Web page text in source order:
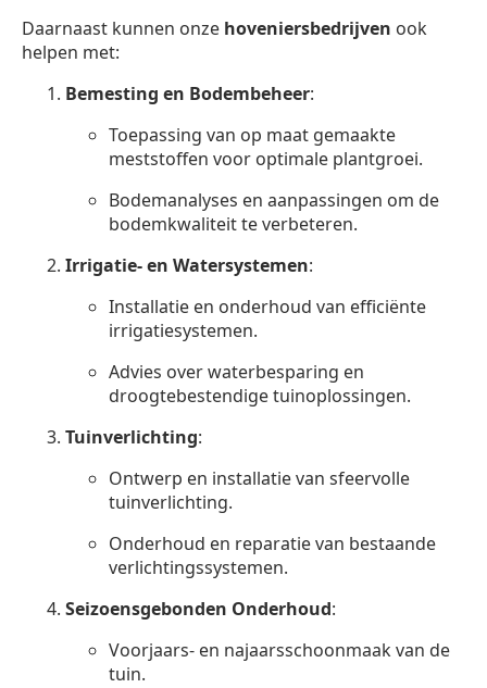
Daarnaast kunnen onze hoveniersbedrijven ook
helpen met:
Bemesting en Bodembeheer:
Toepassing van op maat gemaakte
meststoffen voor optimale plantgroei.
Bodemanalyses en aanpassingen om de
bodemkwaliteit te verbeteren.
Irrigatie- en Watersystemen:
Installatie en onderhoud van efficiënte
irrigatiesystemen.
Advies over waterbesparing en
droogtebestendige tuinoplossingen.
Tuinverlichting:
Ontwerp en installatie van sfeervolle
tuinverlichting.
Onderhoud en reparatie van bestaande
verlichtingssystemen.
Seizoensgebonden Onderhoud:
Voorjaars- en najaarsschoonmaak van de
tuin.